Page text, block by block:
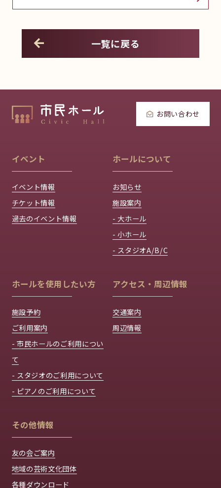
一覧に戻る
お問い合わせ
イベント
イベント情報
チケット情報
過去のイベント情報
ホールについて
お知らせ
施設案内
- 大ホール
- 小ホール
- スタジオA/B/C
ホールを使用したい方
施設予約
ご利用案内
- 市民ホールのご利用につい
て
- スタジオのご利用について
- ピアノのご利用について
アクセス・周辺情報
交通案内
周辺情報
その他情報
友の会ご案内
地域の芸術文化団体
各種ダウンロード